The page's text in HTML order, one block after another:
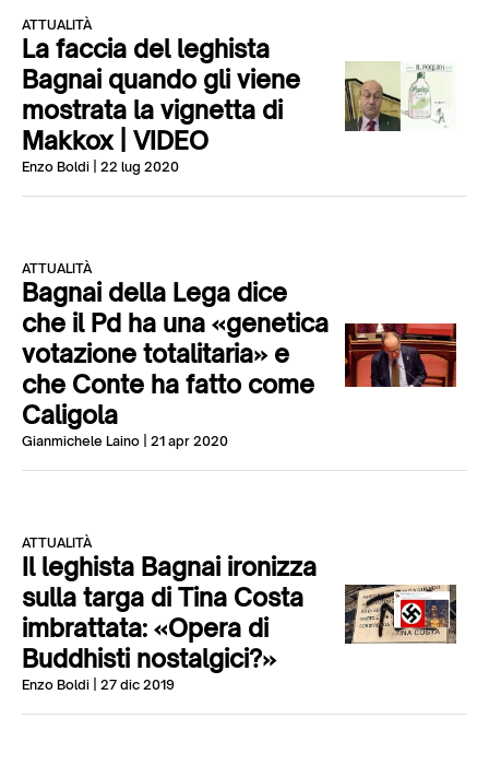
ATTUALITÀ
La faccia del leghista
Bagnai quando gli viene
mostrata la vignetta di
Makkox | VIDEO
Enzo Boldi | 22 lug 2020
ATTUALITÀ
Bagnai della Lega dice
che il Pd ha una «genetica
votazione totalitaria» e
che Conte ha fatto come
Caligola
Gianmichele Laino | 21 apr 2020
ATTUALITÀ
Il leghista Bagnai ironizza
sulla targa di Tina Costa
imbrattata: «Opera di
Buddhisti nostalgici?»
Enzo Boldi | 27 dic 2019